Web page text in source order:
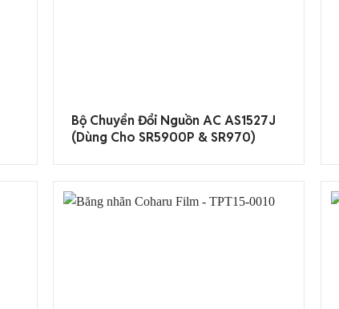
Bộ Chuyển Đổi Nguồn AC AS1527J
(dùng Cho SR5900P & SR970)